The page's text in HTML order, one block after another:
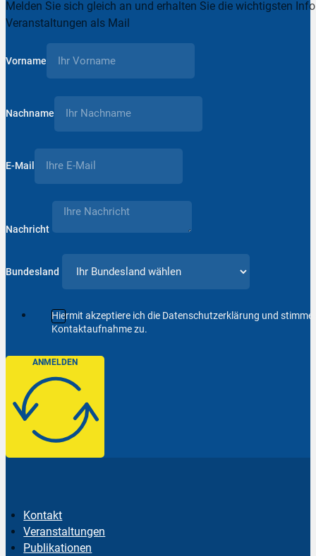
Melden Sie sich gleich an und erhalten Sie die wichtigsten
Veranstaltungen als Mail
Vorname
Nachname
E-Mail
Nachricht
Bundesland
Hiermit akzeptiere ich die Datenschutzerklärung und
Kontaktaufnahme zu.
ANMELDEN
Kontakt
Veranstaltungen
Publikationen